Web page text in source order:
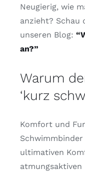
Neugierig, wie
anzieht? Schau
unseren Blog:
an?”
Warum
‘kurz
Komfort und
Schwimmbinder
ultimativen